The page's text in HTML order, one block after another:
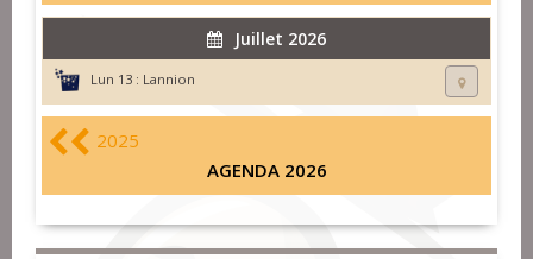
Juillet 2026
Lun 13 : Lannion
2025
AGENDA 2026